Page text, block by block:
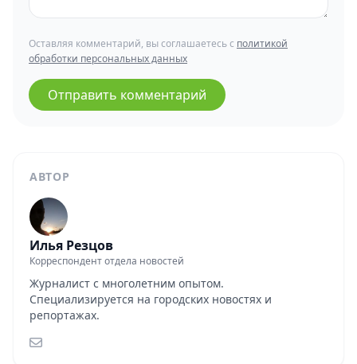
АВТОР
Илья Резцов
Корреспондент отдела новостей
Журналист с многолетним опытом.
Специализируется на городских новостях и
репортажах.
Оставляя комментарий, вы соглашаетесь с политикой
обработки персональных данных
Отправить комментарий